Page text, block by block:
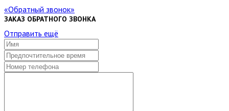
Обратный звонок
ЗАКАЗ ОБРАТНОГО ЗВОНКА
Отправить ещё